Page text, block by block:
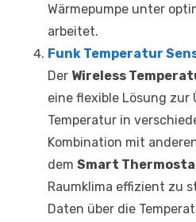
Wärmepumpe unter
arbeitet.
Funk Temperatur
Der Wireless
eine flexible Lösung zur
Temperatur in
Kombination mit
dem Smart
Raumklima effizient zu
Daten über die